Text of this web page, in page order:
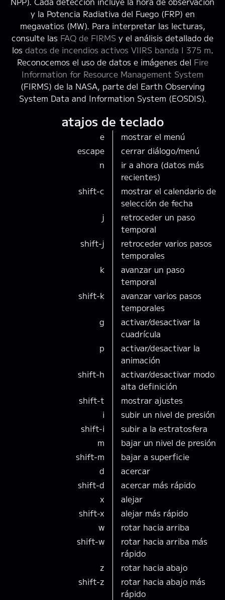
y la Potencia Radiativa del Fuego (FRP) en
megavatios (MW). Para interpretar las lecturas,
consulte las FAQ de FIRMS y el análisis detallado de
los datos de incendios activos VIIRS banda I 375 m.
Reconocemos el uso de datos e imágenes del Fire
Information for Resource Management System
(FIRMS) de la NASA, parte del Earth Observing
System Data and Information System (EOSDIS).
atajos de teclado
e
mostrar el menú
escape
cerrar diálogo/menú
n
ir a ahora (datos más
recientes)
shift-c
mostrar el calendario de
selección de fecha
j
retroceder un paso
temporal
shift-j
retroceder varios pasos
temporales
k
avanzar un paso
temporal
shift-k
avanzar varios pasos
temporales
g
activar/desactivar la
cuadrícula
p
activar/desactivar la
animación
shift-h
activar/desactivar modo
alta definición
shift-t
mostrar ajustes
i
subir un nivel de presión
shift-i
subir a la estratosfera
m
bajar un nivel de presión
shift-m
bajar a superficie
d
acercar
shift-d
acercar más rápido
x
alejar
shift-x
alejar más rápido
w
rotar hacia arriba
shift-w
rotar hacia arriba más
rápido
z
rotar hacia abajo
shift-z
rotar hacia abajo más
rápido